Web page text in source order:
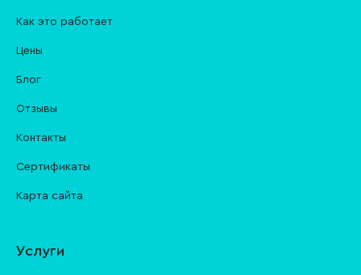
Как это работает
Цены
Блог
Отзывы
Контакты
Cертификаты
Карта сайта
Услуги